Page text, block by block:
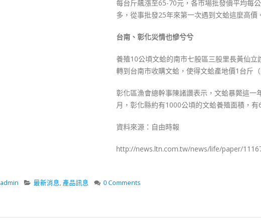
每台斤飆漲至65-70元，各市場批發價平均每
多，從事批發25年來第一次遇到文蛤這麼高價
台南、彰化災情也慘兮兮
養殖10公頃文蛤的南市七股區三股里長黃仙
轉到台南市收購文蛤，使得文蛤產地價1台斤
彰化區漁會總幹事陳諸讚表示，文蛤暴斃這
月，彰化縣約有1000公頃的文蛤養殖面積，
資料來源：自由時報
http://news.ltn.com.tw/news/life/paper/
admin 最新消息, 產品訊息 0 Comments